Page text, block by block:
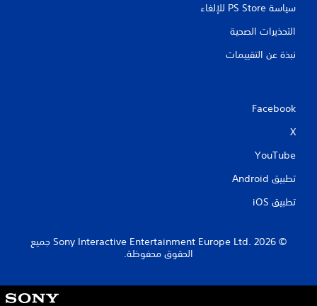
سياسة PS Store للإلغاء
التحذيرات الصحية
نبذة عن التقييمات
Facebook
X
YouTube
تطبيق Android‏
تطبيق iOS‏
‏© 2026 Sony Interactive Entertainment Europe Ltd.‎ جميع
الحقوق محفوظة.